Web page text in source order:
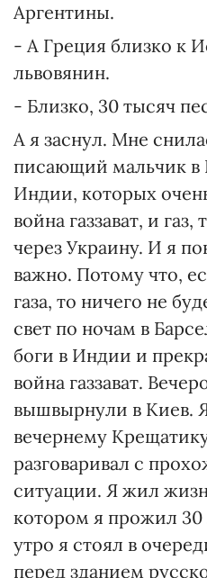
Аргентины.
- А Греция близко к
львовянин.
- Близко, 30 тысяч
А я заснул. Мне
писающий мальчик в
Индии, которых
война газзават, и
через Украину. И я
важно. Потому что,
газа, то ничего не
свет по ночам в
боги в Индии и
война газзават.
вышвырнули в Киев.
вечернему
разговаривал с
ситуации. Я жил
котором я прожил
утро я стоял в
перед зданием